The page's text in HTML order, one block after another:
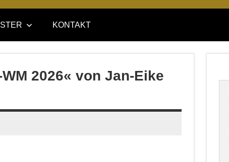
KONTAKT
2026« von Jan-Eike